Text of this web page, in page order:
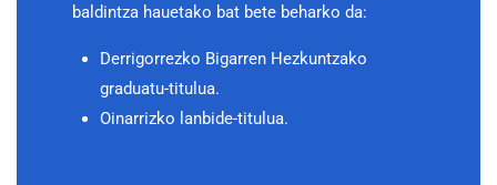
baldintza hauetako bat bete beharko da:
Derrigorrezko Bigarren Hezkuntzako
graduatu-titulua.
Oinarrizko lanbide-titulua.